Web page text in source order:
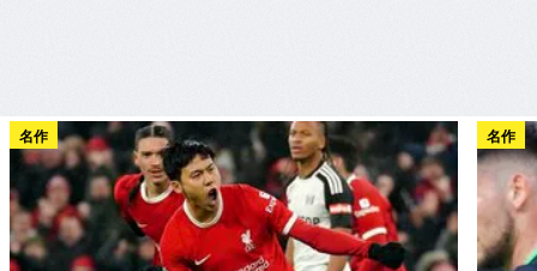
名作 名作